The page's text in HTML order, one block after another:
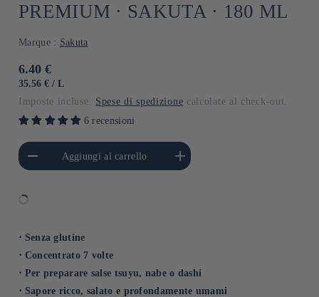
PREMIUM ⋅ SAKUTA ⋅ 180 ML
Marque : Sakuta
Prezzo
di
6.40 €
PREZZO
35.56 € / PER
L
Imposte incluse. Spese di spedizione calcolate al check-out.
6 recensioni
quantità per Default
Title
Aggiungi al carrello
Aumenta quantità per Default
Title
⋅ Senza glutine
⋅ Concentrato 7 volte
⋅ Per preparare salse tsuyu, nabe o dashi
⋅ Sapore ricco, salato e profondamente umami